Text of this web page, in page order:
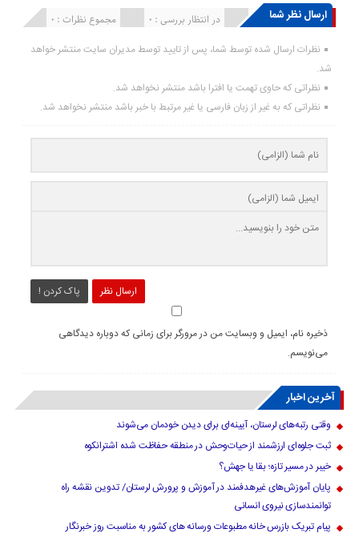
ارسال نظر شما مجموع نظرات : 0 در انتظار بررسی : 0 انتشار یافته : ۰
نظرات ارسال شده توسط شما، پس از تایید توسط مدیران سایت منتشر خواهد
شد.
نظراتی که حاوی تهمت یا افترا باشد منتشر نخواهد شد.
نظراتی که به غیر از زبان فارسی یا غیر مرتبط با خبر باشد منتشر نخواهد شد.
ارسال نظر پاک کردن !
ذخیره نام، ایمیل و وبسایت من در مرورگر برای زمانی که دوباره دیدگاهی
می‌نویسم.
آخرین اخبار
وقتی رتبه‌های لرستان، آیینه‌ای برای دیدن خودمان می‌شوند
ثبت جلوه‌ای ارزشمند از حیات‌وحش در منطقه حفاظت شده اشترانکوه
خیبر در مسیر تازه؛ بقا یا جهش؟
پایان آموزش‌های غیرهدفمند در آموزش و پرورش لرستان/ تدوین نقشه راه
توانمندسازی نیروی انسانی
پیام تبریک بازرس خانه مطبوعات ورسانه های کشور به مناسبت روز خبرنگار